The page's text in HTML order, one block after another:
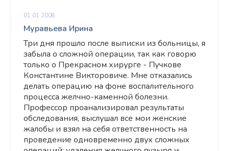
01.01.2008
Муравьева Ирина
Три дня прошло после выписки из больницы, я
забыла о сложной операции, так как говорю
только о Прекрасном хирурге - Пучкове
Константине Викторовиче. Мне отказались
делать операцию на фоне воспалительного
процесса желчно-каменной болезни.
Профессор проанализировал результаты
обследования, выслушал все мои женские
жалобы и взял на себя ответственность на
проведение одновременно двух сложных